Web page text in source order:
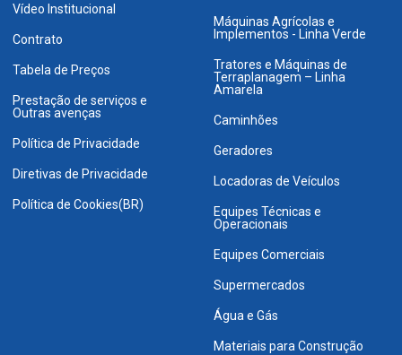
Vídeo Institucional
Contrato
Tabela de Preços
Prestação de serviços e
Outras avenças
Política de Privacidade
Diretivas de Privacidade
Política de Cookies(BR)
Máquinas Agrícolas e
Implementos - Linha Verde
Tratores e Máquinas de
Terraplanagem – Linha
Amarela
Caminhões
Geradores
Locadoras de Veículos
Equipes Técnicas e
Operacionais
Equipes Comerciais
Supermercados
Água e Gás
Materiais para Construção